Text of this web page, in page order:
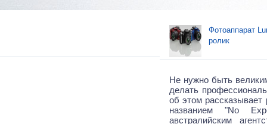
Фотоаппарат
ролик
Не нужно быть
делать
об этом
названием "No
австралийским